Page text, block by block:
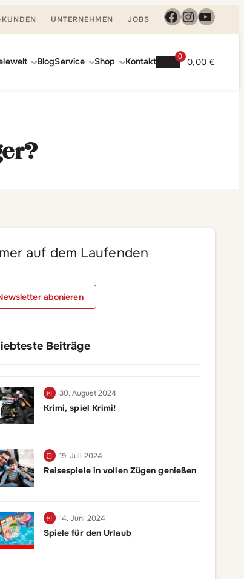
UNTERNEHMEN JOBS Facebook
BlogService Shop Kontakt 0
0,00 €
auf dem Laufenden
abonieren
Beiträge
30. August 2024
Krimi, spiel Krimi!
19. Juli 2024
Reisespiele in vollen Zügen genießen
14. Juni 2024
Spiele für den Urlaub